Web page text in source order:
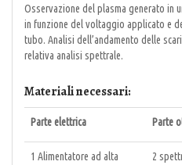
Osservazione del plasma generato in
in funzione del voltaggio applicato e
tubo. Analisi dell’andamento delle
relativa analisi spettrale.
Materiali necessari:
Parte elettrica Parte
1 Alimentatore ad alta
2